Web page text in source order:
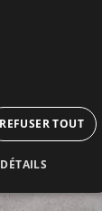
REFUSER TOUT